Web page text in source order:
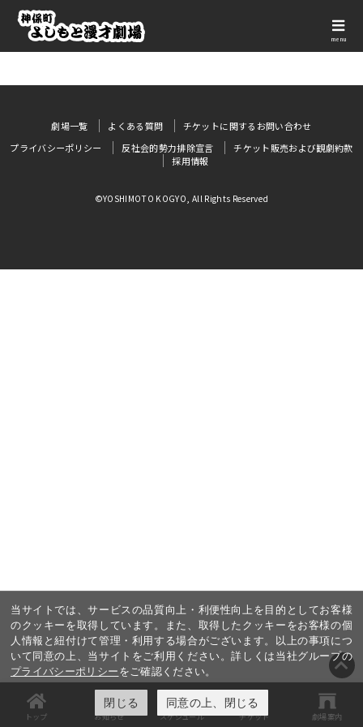
menu
トップ お知らせ スケジュール チケット 劇場案内
当サイトでは、サービスの品質向上・利便性向上を目的としてお客様
のクッキーを取得しています。また、取得したクッキーをお客様の個
人情報と紐付けて管理・利用する場合がございます。以上の事項につ
いて同意の上、当サイトをご利用ください。詳しくは当社グループの
プライバシーポリシーをご確認ください。
閉じる 同意の上、閉じる
劇場一覧 よくある質問
チケットに関するお問い合わせ
プライバシーポリシー
反社会的勢力排除宣言
チケット販売および観劇約款
採用情報
©YOSHIMOTO KOGYO, All Rights Reserved